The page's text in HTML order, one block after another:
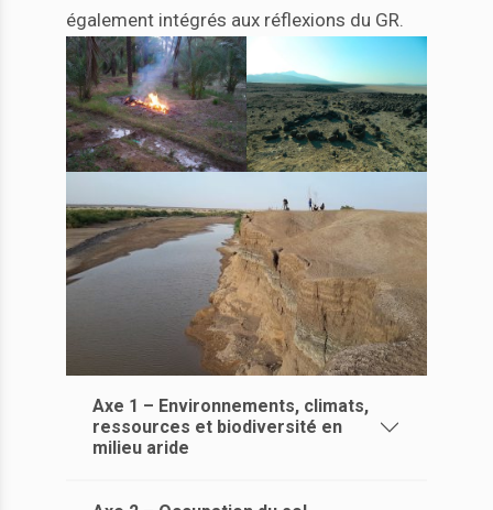
également intégrés aux réflexions du GR.
Axe 1 – Environnements, climats,
ressources et biodiversité en
milieu aride